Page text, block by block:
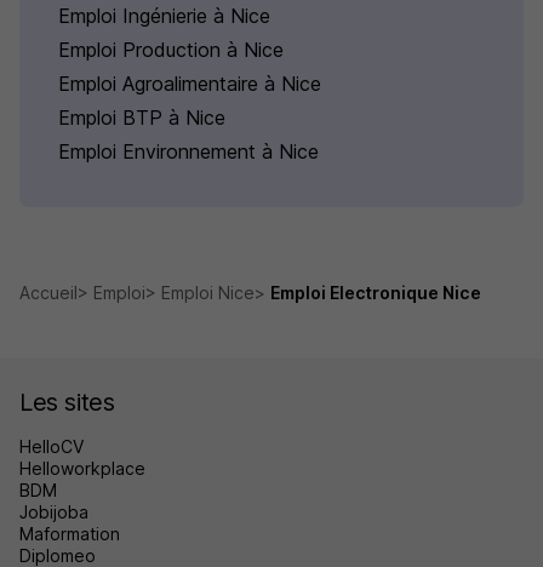
Emploi Ingénierie à Nice
Emploi Production à Nice
Emploi Agroalimentaire à Nice
Emploi BTP à Nice
Emploi Environnement à Nice
Accueil Emploi Emploi Nice Emploi Electronique Nice
Les sites
HelloCV
Helloworkplace
BDM
Jobijoba
Maformation
Diplomeo